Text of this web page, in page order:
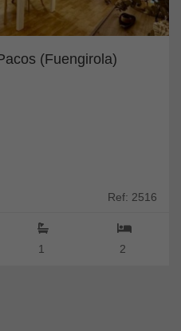
(Fuengirola)
Ref: 2516
2
1